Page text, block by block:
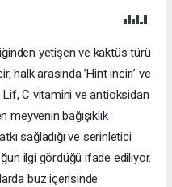
yetişen ve kaktüs türü
halk arasında ’Hint inciri’ ve
Lif, C vitamini ve antioksidan
meyvenin bağışıklık
sağladığı ve serinletici
ilgi gördüğü ifade ediliyor.
buz içerisinde